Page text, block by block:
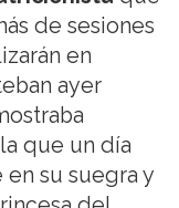
de sesiones
en
ayer
que un día
su suegra y